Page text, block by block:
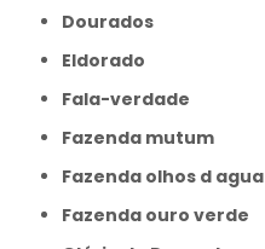
Dourados
Eldorado
Fala-verdade
Fazenda mutum
Fazenda olhos d agua
Fazenda ouro verde